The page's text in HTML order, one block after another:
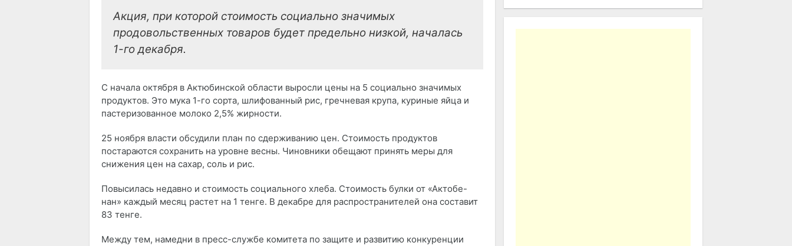
Акция, при которой стоимость социально значимых
продовольственных товаров будет предельно низкой, началась
1-го декабря.
С начала октября в Актюбинской области выросли цены на 5 социально значимых
продуктов. Это мука 1-го сорта, шлифованный рис, гречневая крупа, куриные яйца и
пастеризованное молоко 2,5% жирности.
25 ноября власти обсудили план по сдерживанию цен. Стоимость продуктов
постараются сохранить на уровне весны. Чиновники обещают принять меры для
снижения цен на сахар, соль и рис.
Повысилась недавно и стоимость социального хлеба. Стоимость булки от «Актобе-
нан» каждый месяц растет на 1 тенге. В декабре для распространителей она составит
83 тенге.
Между тем, намедни в пресс-службе комитета по защите и развитию конкуренции